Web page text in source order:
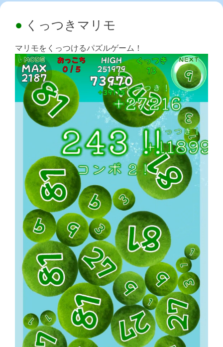
くっつきマリモ
マリモをくっつけるパズルゲーム！